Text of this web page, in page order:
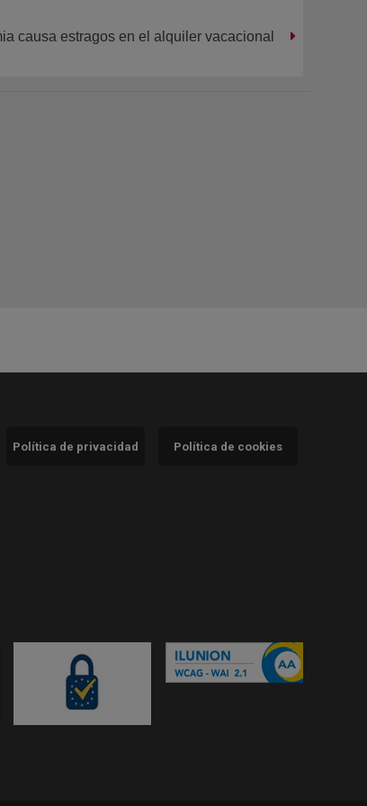
causa estragos en el alquiler vacacional
Política de privacidad Política de cookies